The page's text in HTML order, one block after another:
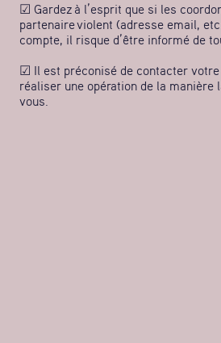
☑ Gardez à l’esprit que si les
partenaire violent (adresse email,
compte, il risque d’être informé de
☑ Il est préconisé de contacter votre
réaliser une opération de la manière
vous.